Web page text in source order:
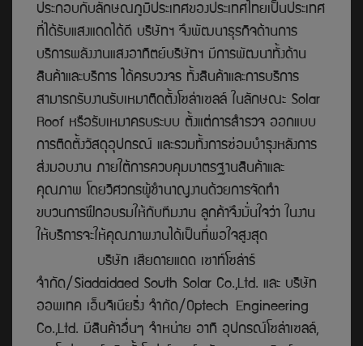
ประกอบกับลักษณภูมิประเทศของประเทศไทยเป็นประเทศ
ที่ได้รับแสงแดดได้ดี บริษัทฯ จึงพัฒนาธุรกิจด้านการ
บริการพลังงานแสงอาทิตย์บริษัทฯ มีการพัฒนาทั้งด้าน
สินค้าและบริการ ได้ครบวงจร ทั้งสินค้าและการบริการ
สามารถรับงานรับเหมาติดตั้งโซล่าเซลล์ ในลักษณะ Solar
Roof หรือรับเหมาครบระบบ ตั้งแต่การสำรวจ ออกแบบ
การติดตั้งวัสดุอุปกรณ์ และรวมทั้งการซ่อมบำรุงหลังการ
ส่งมอบงาน ภายใต้การควบคุมมาตรฐานสินค้าและ
คุณภาพ โดยวิศวกรผู้ชำนาญงานด้วยการจัดทำ
ขบวนการฝึกอบรมให้กับทีมงาน ลูกค้าจึงมั่นใจว่า ในงาน
ให้บริการจะให้คุณภาพงานได้เป็นที่พอใจสูงสุด
บริษัท เสียดายแดด เซาท์โซล่าร์
จำกัด/Siadaidaed South Solar Co.,Ltd. และ บริษีัท
ออพเทค เอ็นจิเนียริ่ง จำกัด/Optech Engineering
Co.,Ltd. มีสินค้าอื่นๆ จำหน่าย อาทิ อุปกรณ์โซล่าเซลล์,